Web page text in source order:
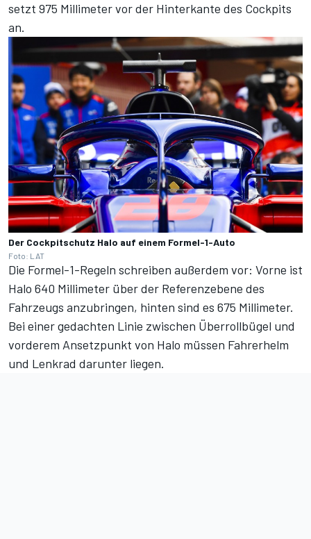
setzt 975 Millimeter vor der Hinterkante des Cockpits
an.
Der Cockpitschutz Halo auf einem Formel-1-Auto
Foto: LAT
Die Formel-1-Regeln schreiben außerdem vor: Vorne ist
Halo 640 Millimeter über der Referenzebene des
Fahrzeugs anzubringen, hinten sind es 675 Millimeter.
Bei einer gedachten Linie zwischen Überrollbügel und
vorderem Ansetzpunkt von Halo müssen Fahrerhelm
und Lenkrad darunter liegen.